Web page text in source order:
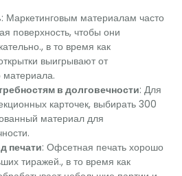
: Маркетинговым материалам часто
поверхность, чтобы они
в то время как
выигрывают от
материала.
в долговечности: Для
карточек, выбирать 300
материал для
печати: Офсетная печать хорошо
тиражей., в то время как